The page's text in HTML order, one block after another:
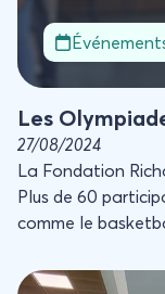
Les
27/08/2024
La Fondation
Plus de 60
comme le
La Maison de la